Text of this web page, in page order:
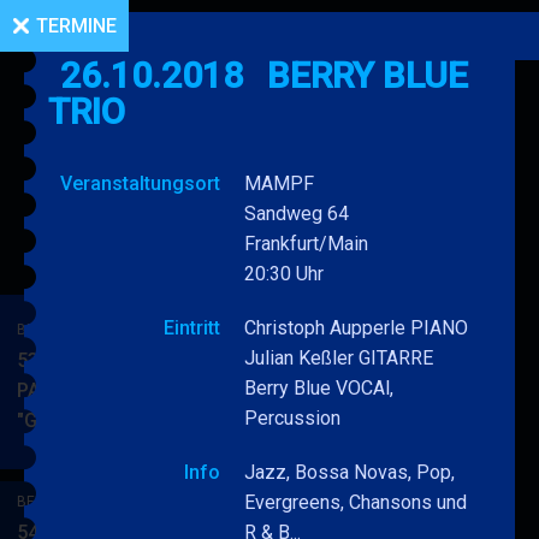
BERRY BLUE & BAND
53. JAZZ Matinee in den
PARKSIDE STUDIOS
"Gypsy Jazz"
&
BERRY BLUE & BAND
54. JAZZ Matinee in den
TERMINE
26.10.2018
BERRY BLUE
TRIO
Veranstaltungsort
MAMPF
Sandweg 64
Frankfurt/Main
20:30 Uhr
Eintritt
Christoph Aupperle PIANO
Julian Keßler GITARRE
Berry Blue VOCAl,
Percussion
Info
Jazz, Bossa Novas, Pop,
Evergreens, Chansons und
R & B...